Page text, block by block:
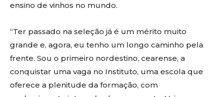
ensino de vinhos no mundo.
“Ter passado na seleção já é um mérito muito
grande e, agora, eu tenho um longo caminho pela
frente. Sou o primeiro nordestino, cearense, a
conquistar uma vaga no Instituto, uma escola que
oferece a plenitude da formação, com